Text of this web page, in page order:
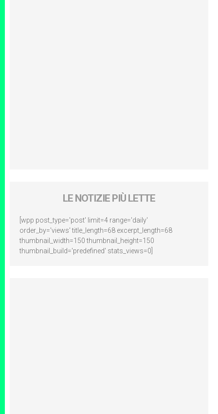
LE NOTIZIE PIÙ LETTE
[wpp post_type='post' limit=4 range='daily'
order_by='views' title_length=68 excerpt_length=68
thumbnail_width=150 thumbnail_height=150
thumbnail_build='predefined' stats_views=0]